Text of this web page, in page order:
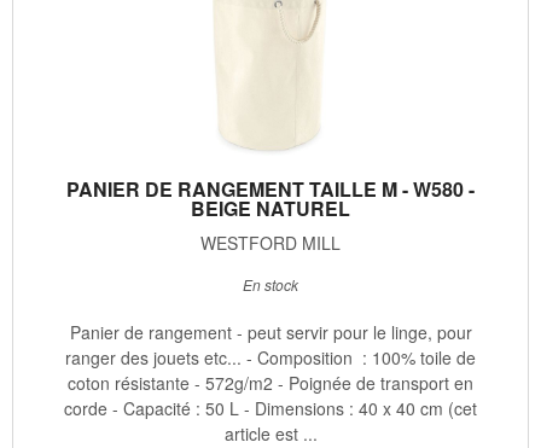
PANIER DE RANGEMENT TAILLE M - W580 -
BEIGE NATUREL
WESTFORD MILL
En stock
Panier de rangement - peut servir pour le linge, pour
ranger des jouets etc... - Composition : 100% toile de
coton résistante - 572g/m2 - Poignée de transport en
corde - Capacité : 50 L - Dimensions : 40 x 40 cm (cet
article est ...